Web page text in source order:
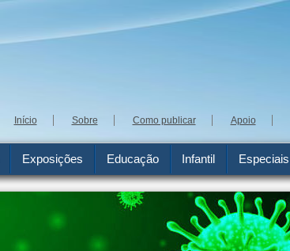
Início Sobre Como publicar Apoio
Exposições Educação Infantil Especiais